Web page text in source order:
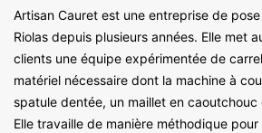
Artisan Cauret est une entreprise de
Riolas depuis plusieurs années. Elle met
clients une équipe expérimentée de
matériel nécessaire dont la machine à
spatule dentée, un maillet en caoutchouc
Elle travaille de manière méthodique